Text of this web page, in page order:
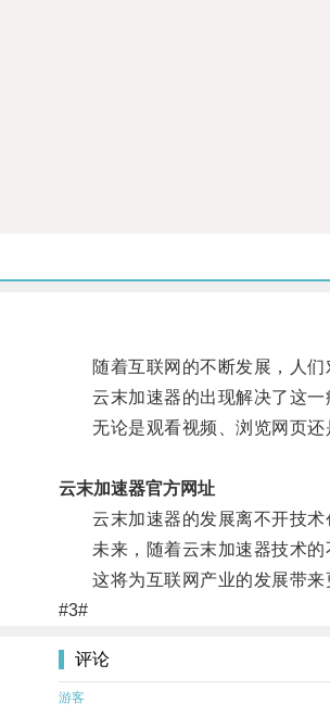
随着互联网的不断发展，人们
云末加速器的出现解决了这一
无论是观看视频、浏览网页还
云末加速器官方网址
云末加速器的发展离不开技术
未来，随着云末加速器技术的
这将为互联网产业的发展带来
#3#
评论
游客